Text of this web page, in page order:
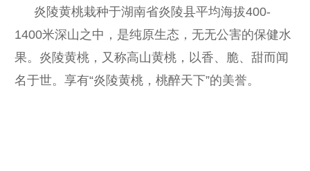
炎陵黄桃栽种于湖南省炎陵县平均海拔400-
1400米深山之中，是纯原生态，无无公害的保健水
果。炎陵黄桃，又称高山黄桃，以香、脆、甜而闻
名于世。享有“炎陵黄桃，桃醉天下”的美誉。